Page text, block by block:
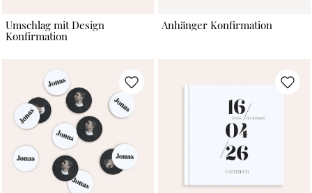
Umschlag mit Design
Konfirmation
Anhänger Konfirmation